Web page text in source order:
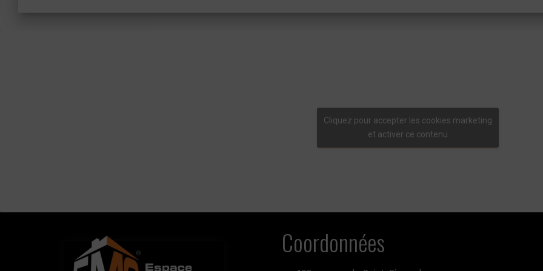
Cliquez pour accepter les cookies marketing
et activer ce contenu
Coordonnées